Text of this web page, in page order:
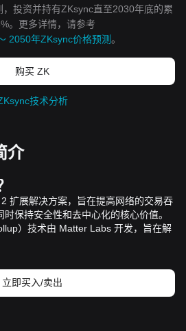
投资并持有ZKsync直至2030年底的累
。更多详情，请参考
2050年ZKsync价格预测。
购买 ZK
技术分析
介
扩展解决方案，旨在提高网络的交易吞
保持安全性和去中心化的核心价值。
）技术由 Matter Labs 开发，旨在解
面临着可扩展性和高昂交易手续费等
问题更是棘手。zkSync旨在通过聚合链
块链提交单一证明来解决这些问题，从
成本。因此，zkSync是有效、可持续地
立即买入/卖出